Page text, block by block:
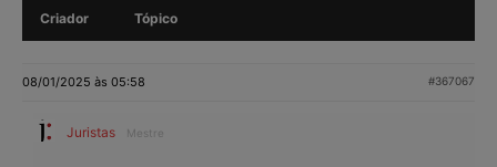
Criador Tópico
08/01/2025 às 05:58 #367067
Juristas Mestre